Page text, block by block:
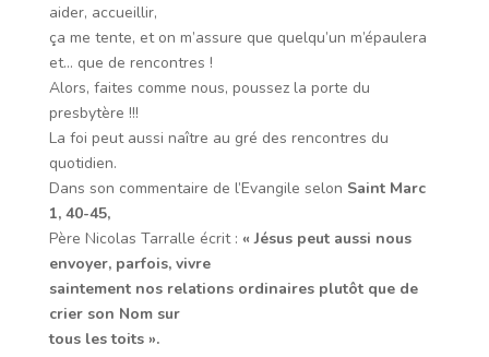
aider, accueillir,
ça me tente, et on m’assure que quelqu’un m’épaulera
et… que de rencontres !
Alors, faites comme nous, poussez la porte du
presbytère !!!
La foi peut aussi naître au gré des rencontres du
quotidien.
Dans son commentaire de l’Evangile selon Saint Marc
1, 40-45,
Père Nicolas Tarralle écrit : « Jésus peut aussi nous
envoyer, parfois, vivre
saintement nos relations ordinaires plutôt que de
crier son Nom sur
tous les toits ».